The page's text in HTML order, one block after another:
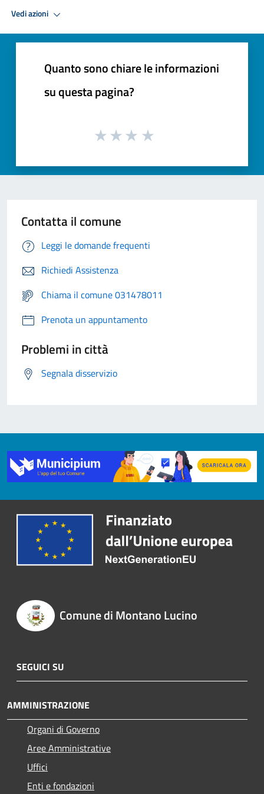
Vedi azioni
Quanto sono chiare le informazioni
su questa pagina?
Contatta il comune
Leggi le domande frequenti
Richiedi Assistenza
Chiama il comune 031478011
Prenota un appuntamento
Problemi in città
Segnala disservizio
Comune di Montano Lucino
SEGUICI SU
AMMINISTRAZIONE
Organi di Governo
Aree Amministrative
Uffici
Enti e fondazioni